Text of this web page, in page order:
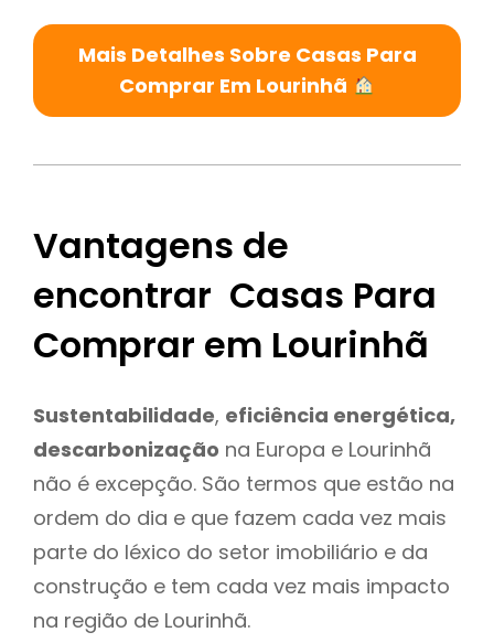
Mais Detalhes Sobre Casas Para
Comprar Em Lourinhã
Vantagens de
encontrar Casas Para
Comprar em Lourinhã
Sustentabilidade, eficiência energética,
descarbonização na Europa e Lourinhã
não é excepção. São termos que estão na
ordem do dia e que fazem cada vez mais
parte do léxico do setor imobiliário e da
construção e tem cada vez mais impacto
na região de Lourinhã.